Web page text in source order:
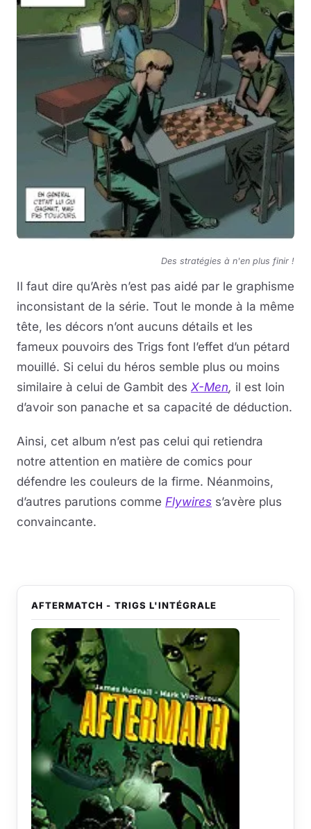
Des stratégies à n'en plus finir !
Il faut dire qu’Arès n’est pas aidé par le graphisme
inconsistant de la série. Tout le monde à la même
tête, les décors n’ont aucuns détails et les
fameux pouvoirs des Trigs font l’effet d’un pétard
mouillé. Si celui du héros semble plus ou moins
similaire à celui de Gambit des X-Men, il est loin
d’avoir son panache et sa capacité de déduction.
Ainsi, cet album n’est pas celui qui retiendra
notre attention en matière de comics pour
défendre les couleurs de la firme. Néanmoins,
d’autres parutions comme Flywires s’avère plus
convaincante.
AFTERMATCH - TRIGS L'INTÉGRALE